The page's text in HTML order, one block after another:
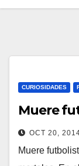
CURIOSIDADES
Muere
OCT 20,
Muere